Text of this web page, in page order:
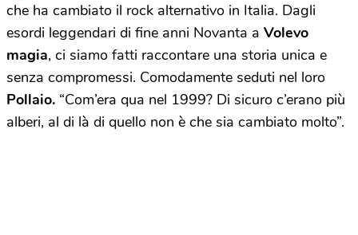
che ha cambiato il rock alternativo in Italia. Dagli
esordi leggendari di fine anni Novanta a Volevo
magia, ci siamo fatti raccontare una storia unica e
senza compromessi. Comodamente seduti nel loro
Pollaio. “Com’era qua nel 1999? Di sicuro c’erano più
alberi, al di là di quello non è che sia cambiato molto”.